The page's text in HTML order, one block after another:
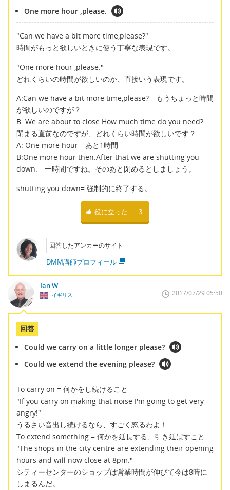
One more hour ,please.
"Can we have a bit more time,please?"
時間がもっと欲しいときに使う丁寧な表現です。
"One more hour ,please."
どれくらいの時間が欲しいのか、直接いう表現です。
A:Can we have a bit more time,please? もうちょっと時間
が欲しいのですが？
B: We are about to close.How much time do you need?
閉まる直前なのですが、どれくらい時間が欲しいです？
A: One more hour あと1時間
B:One more hour then.After that we are shutting you
down. 一時間ですね。そのあと閉めるとしましょう。
shutting you down= 強制的に終了する。
役に立った 3
回答したアンカーのサイト
DMM講師プロフィール
Ian W
イギリス 2017/07/29 05:50
回答
Could we carry on a little longer please?
Could we extend the evening please?
To carry on = 何かをし続けること
"If you carry on making that noise I'm going to get very
angry!"
うるさい音出し続けるなら、すごく怒るわよ！
To extend something = 何かを延長する、引き延ばすこと
"The shops in the city centre are extending their opening
hours and will now close at 8pm."
シティーセンターのショップは営業時間が伸びて今は8時に
しまるんだ。